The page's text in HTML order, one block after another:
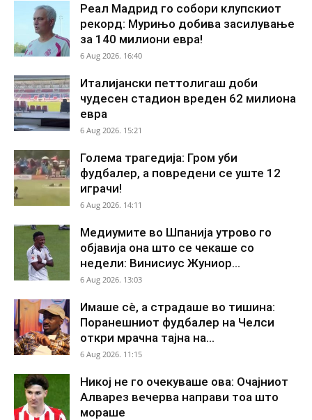
Реал Мадрид го собори клупскиот
рекорд: Мурињо добива засилување
за 140 милиони евра!
6 Aug 2026. 16:40
Италијански петтолигаш доби
чудесен стадион вреден 62 милиона
евра
6 Aug 2026. 15:21
Голема трагедија: Гром уби
фудбалер, а повредени се уште 12
играчи!
6 Aug 2026. 14:11
Медиумите во Шпанија утрово го
објавија она што се чекаше со
недели: Винисиус Жуниор...
6 Aug 2026. 13:03
Имаше сè, а страдаше во тишина:
Поранешниот фудбалер на Челси
откри мрачна тајна на...
6 Aug 2026. 11:15
Никој не го очекуваше ова: Очајниот
Алварез вечерва направи тоа што
мораше